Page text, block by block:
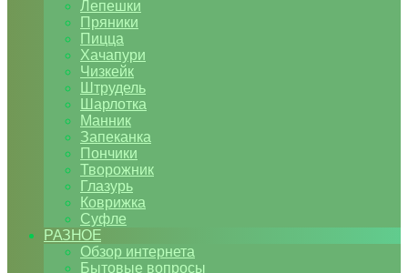
Лепешки
Пряники
Пицца
Хачапури
Чизкейк
Штрудель
Шарлотка
Манник
Запеканка
Пончики
Творожник
Глазурь
Коврижка
Суфле
РАЗНОЕ
Обзор интернета
Бытовые вопросы